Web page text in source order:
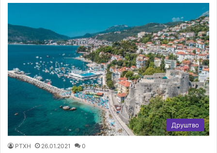
Друштво
РТХН 26.01.2021 0